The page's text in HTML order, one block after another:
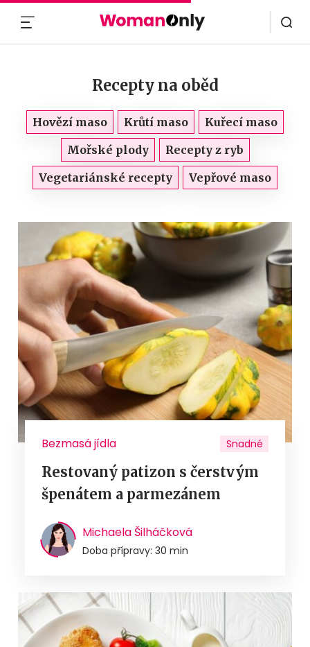
Recepty na oběd
Hovězí maso Krůtí maso
Kuřecí maso
Mořské plody
Recepty z ryb
Vegetariánské recepty
Vepřové maso
Bezmasá jídla Snadné
Restovaný patizon s čerstvým
špenátem a parmezánem
Michaela Šilháčková
Doba přípravy: 30 min